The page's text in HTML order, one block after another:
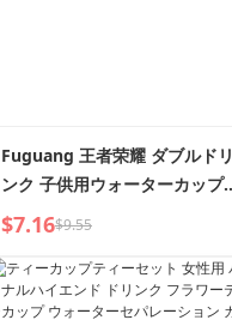
Fuguang 王者荣耀 ダブルドリ
ンク 子供用ウォーターカップ
2025年新着 女の子 小学生向け
$7.16$9.55